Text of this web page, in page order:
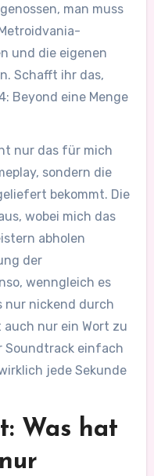
man muss
und die eigenen
Schafft ihr das,
Beyond eine Menge
nur das für mich
sondern die
bekommt. Die
wobei mich das
abholen
der
wenngleich es
nur nickend durch
nur ein Wort zu
Soundtrack einfach
jede Sekunde
Was hat